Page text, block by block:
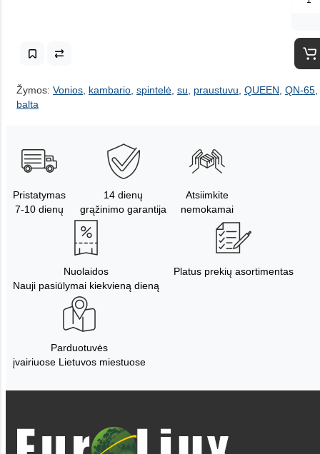
Žymos: Vonios kambario spintelė su praustuvu QUEEN QN-65
balta
Pristatymas
7-10 dienų
14 dienų
grąžinimo garantija
Atsiimkite
nemokamai
Nuolaidos
Nauji pasiūlymai kiekvieną dieną
Platus prekių asortimentas
Parduotuvės
įvairiuose Lietuvos miestuose